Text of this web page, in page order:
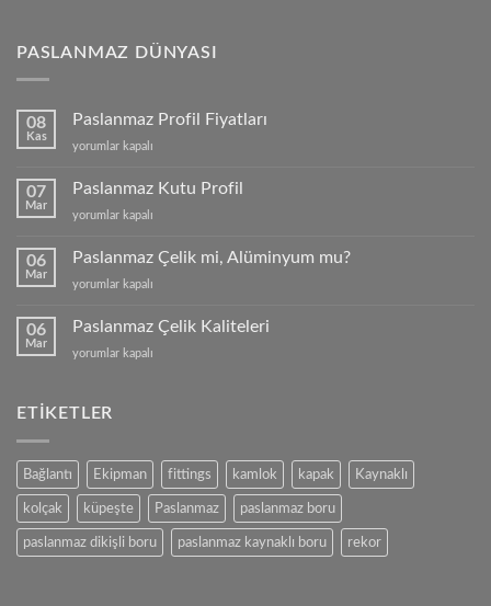
PASLANMAZ DÜNYASI
08
Kas
Paslanmaz Profil Fiyatları
Paslanmaz
Fiyatları
yorumlar kapalı
07
Mar
Paslanmaz Kutu Profil
Paslanmaz
Profil
yorumlar kapalı
06
Mar
Paslanmaz Çelik mi, Alüminyum mu?
Paslanmaz
mi,
mu?
yorumlar kapalı
06
Mar
Paslanmaz Çelik Kaliteleri
Paslanmaz
için
yorumlar kapalı
ETIKETLER
Bağlantı Ekipman fittings kamlok kapak Kaynaklı
kolçak küpeşte Paslanmaz paslanmaz boru
paslanmaz dikişli boru paslanmaz kaynaklı boru rekor